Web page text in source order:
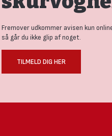
Se vores nye univers med aktuelle
håndværker.